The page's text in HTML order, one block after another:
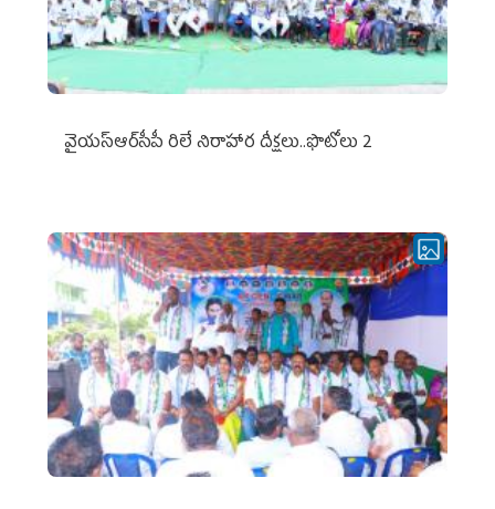
వైయ‌స్ఆర్‌సీపీ రిలే నిరాహార దీక్షలు..ఫొటోలు 2